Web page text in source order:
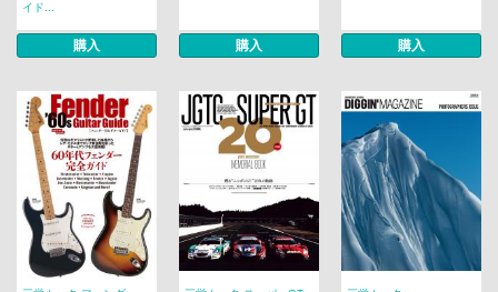
イド...
購入 購入 購入